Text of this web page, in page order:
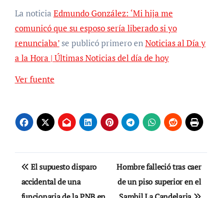
La noticia Edmundo González: ‘Mi hija me
comunicó que su esposo sería liberado si yo
renunciaba’se publicó primero enNoticias al Día y
a la Hora | Últimas Noticias del día de hoy
Ver fuente
Navegación
de
El supuesto disparo
accidental de una
Hombre falleció tras caer
de un piso superior en el